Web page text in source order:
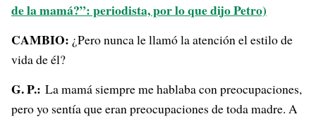
de la mamá?”: periodista, por lo que dijo Petro)
CAMBIO: ¿Pero nunca le llamó la atención el estilo de
vida de él?
G. P.: La mamá siempre me hablaba con preocupaciones,
pero yo sentía que eran preocupaciones de toda madre. A